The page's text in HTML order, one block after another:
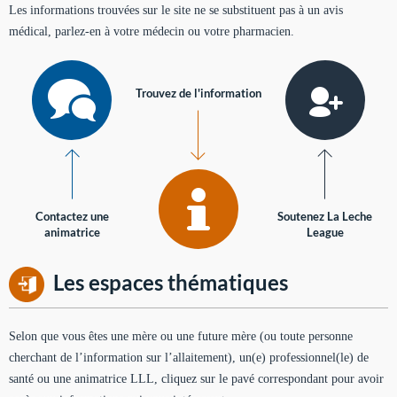
Les informations trouvées sur le site ne se substituent pas à un avis
médical, parlez-en à votre médecin ou votre pharmacien.
Contactez une
animatrice
Trouvez de l'information
Soutenez La Leche
League
Les espaces thématiques
Selon que vous êtes une mère ou une future mère (ou toute personne
cherchant de l’information sur l’allaitement), un(e) professionnel(le) de
santé ou une animatrice LLL, cliquez sur le pavé correspondant pour avoir